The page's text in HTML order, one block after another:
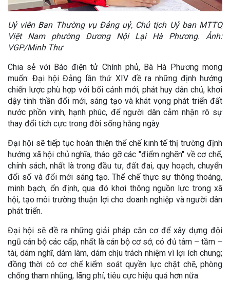
Uỷ viên Ban Thường vụ Đảng uỷ, Chủ tịch Uỷ ban MTTQ
Việt Nam phường Dương Nội Lại Hà Phương. Ảnh:
VGP/Minh Thư
Chia sẻ với Báo điện tử Chính phủ, Bà Hà Phương mong
muốn: Đại hội Đảng lần thứ XIV đề ra những định hướng
chiến lược phù hợp với bối cảnh mới, phát huy dân chủ, khơi
dậy tinh thần đổi mới, sáng tạo và khát vọng phát triển đất
nước phồn vinh, hạnh phúc, để người dân cảm nhận rõ sự
thay đổi tích cực trong đời sống hằng ngày.
Đại hội sẽ tiếp tục hoàn thiện thể chế kinh tế thị trường định
hướng xã hội chủ nghĩa, tháo gỡ các "điểm nghẽn" về cơ chế,
chính sách, nhất là trong đầu tư, đất đai, quy hoạch, chuyển
đổi số và đổi mới sáng tạo. Thể chế thực sự thông thoáng,
minh bạch, ổn định, qua đó khơi thông nguồn lực trong xã
hội, tạo môi trường thuận lợi cho doanh nghiệp và người dân
phát triển.
Đại hội sẽ đề ra những giải pháp căn cơ để xây dựng đội
ngũ cán bộ các cấp, nhất là cán bộ cơ sở, có đủ tâm – tầm –
tài, dám nghĩ, dám làm, dám chịu trách nhiệm vì lợi ích chung;
đồng thời có cơ chế kiểm soát quyền lực chặt chẽ, phòng
chống tham nhũng, lãng phí, tiêu cực hiệu quả hơn nữa.